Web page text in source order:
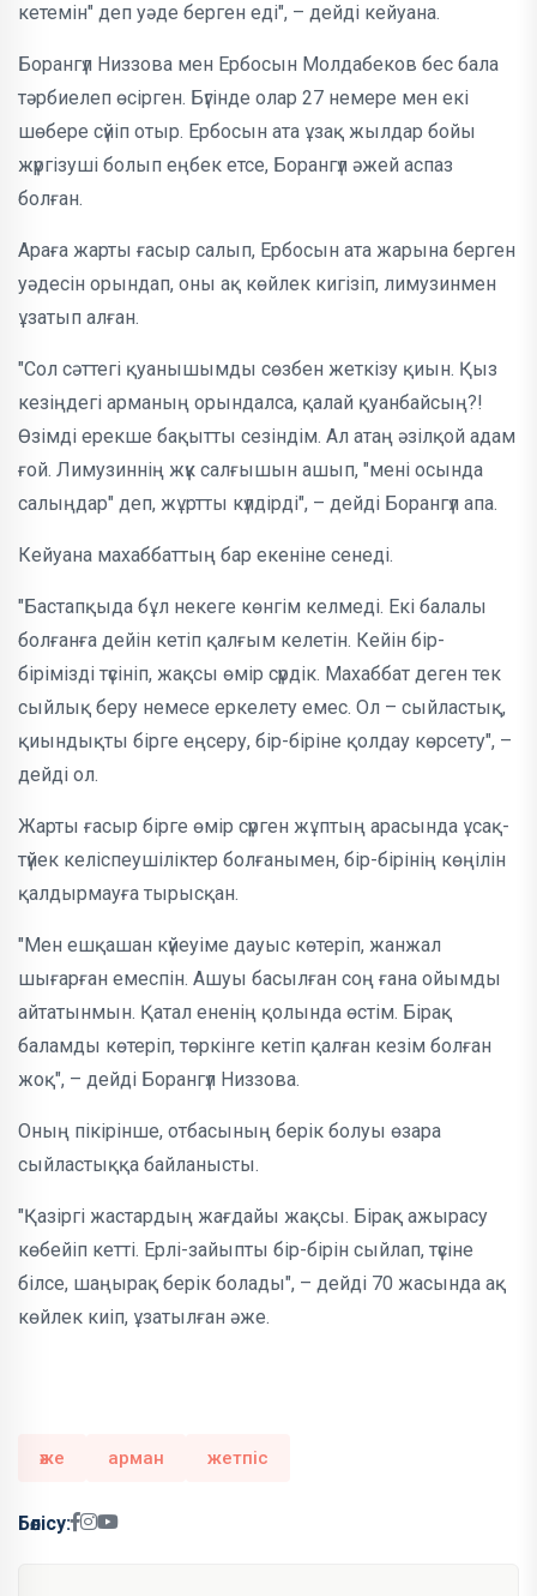
кетемін" деп уәде берген еді", – дейді кейуана.
Борангүл Низзова мен Ербосын Молдабеков бес бала
тәрбиелеп өсірген. Бүгінде олар 27 немере мен екі
шөбере сүйіп отыр. Ербосын ата ұзақ жылдар бойы
жүргізуші болып еңбек етсе, Борангүл әжей аспаз
болған.
Араға жарты ғасыр салып, Ербосын ата жарына берген
уәдесін орындап, оны ақ көйлек кигізіп, лимузинмен
ұзатып алған.
"Сол сәттегі қуанышымды сөзбен жеткізу қиын. Қыз
кезіңдегі арманың орындалса, қалай қуанбайсың?!
Өзімді ерекше бақытты сезіндім. Ал атаң әзілқой адам
ғой. Лимузиннің жүк салғышын ашып, "мені осында
салыңдар" деп, жұртты күлдірді", – дейді Борангүл апа.
Кейуана махаббаттың бар екеніне сенеді.
"Бастапқыда бұл некеге көнгім келмеді. Екі балалы
болғанға дейін кетіп қалғым келетін. Кейін бір-
бірімізді түсініп, жақсы өмір сүрдік. Махаббат деген тек
сыйлық беру немесе еркелету емес. Ол – сыйластық,
қиындықты бірге еңсеру, бір-біріне қолдау көрсету", –
дейді ол.
Жарты ғасыр бірге өмір сүрген жұптың арасында ұсақ-
түйек келіспеушіліктер болғанымен, бір-бірінің көңілін
қалдырмауға тырысқан.
"Мен ешқашан күйеуіме дауыс көтеріп, жанжал
шығарған емеспін. Ашуы басылған соң ғана ойымды
айтатынмын. Қатал ененің қолында өстім. Бірақ
баламды көтеріп, төркінге кетіп қалған кезім болған
жоқ", – дейді Борангүл Низзова.
Оның пікірінше, отбасының берік болуы өзара
сыйластыққа байланысты.
"Қазіргі жастардың жағдайы жақсы. Бірақ ажырасу
көбейіп кетті. Ерлі-зайыпты бір-бірін сыйлап, түсіне
білсе, шаңырақ берік болады", – дейді 70 жасында ақ
көйлек киіп, ұзатылған әже.
әже арман жетпіс
Бөлісу: